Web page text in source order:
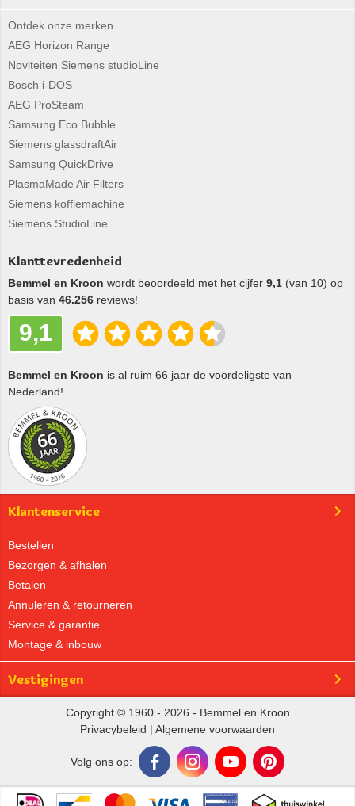
Ontdek onze merken
AEG Horizon Range
Noviteiten Siemens studioLine
Bosch i-DOS
AEG ProSteam
Samsung Eco Bubble
Siemens glassdraftAir
Samsung QuickDrive
PlasmaMade Air Filters
Siemens koffiemachine
Siemens StudioLine
Klanttevredenheid
Bemmel en Kroon wordt beoordeeld met het cijfer 9,1 (van 10) op
basis van 46.256 reviews!
9,1
Bemmel en Kroon is al ruim 66 jaar de voordeligste van
Nederland!
Klantenservice
Bestellen
Bezorgen & afhalen
Betalen
Annuleren & retourneren
Service & garantie
Montage & inbouw
Vestigingen
Copyright © 1960 - 2026 - Bemmel en Kroon
Privacybeleid | Algemene voorwaarden
Volg ons op: